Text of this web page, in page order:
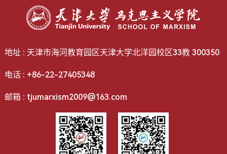
地址 : 天津市海河教育园区天津大学北洋园校区33教 300350
电话 : +86-22-27405348
邮箱 : tjumarxism2009@163.com